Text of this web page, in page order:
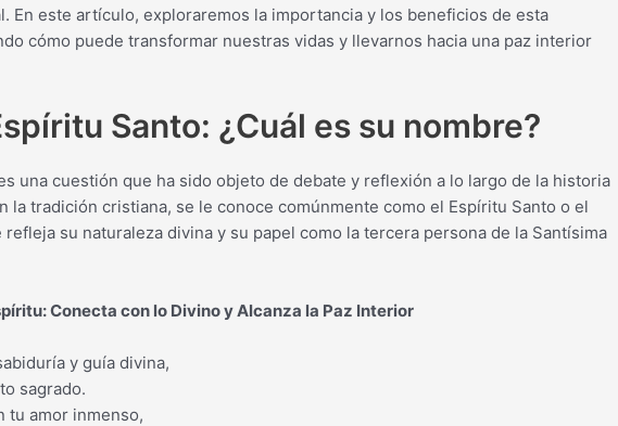
En este artículo, exploraremos la importancia y los beneficios de esta
cómo puede transformar nuestras vidas y llevarnos hacia una paz interior
Santo: ¿Cuál es su nombre?
una cuestión que ha sido objeto de debate y reflexión a lo largo de la historia
la tradición cristiana, se le conoce comúnmente como el Espíritu Santo o el
su naturaleza divina y su papel como la tercera persona de la Santísima
Conecta con lo Divino y Alcanza la Paz Interior
y guía divina,
sagrado.
tu amor inmenso,